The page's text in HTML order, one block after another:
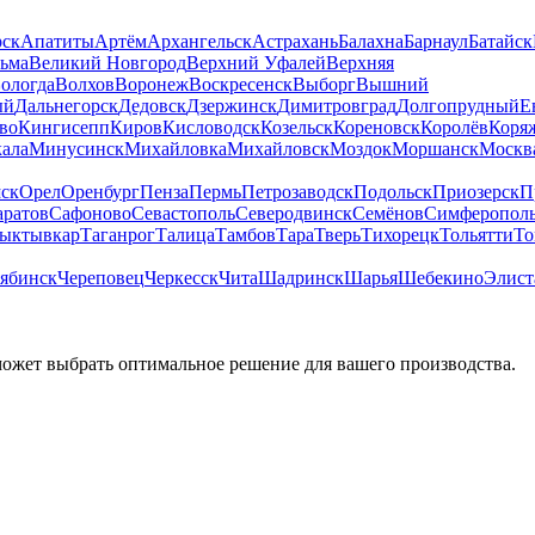
АпатитыАртёмАрхангельскАстраханьБалахнаБарнаулБатайск
Великий НовгородВерхний УфалейВерхняя
ВолховВоронежВоскресенскВыборгВышний
ДальнегорскДедовскДзержинскДимитровградДолгопрудный
КингисеппКировКисловодскКозельскКореновскКоролёв
МинусинскМихайловкаМихайловскМоздокМоршанск
ОрелОренбургПензаПермьПетрозаводскПодольскПриозерск
СафоновоСевастопольСеверодвинскСемёнов
ТаганрогТалицаТамбовТараТверьТихорецкТольятти
ЧереповецЧеркесскЧитаШадринскШарьяШебекино
выбрать оптимальное решение для вашего производства.